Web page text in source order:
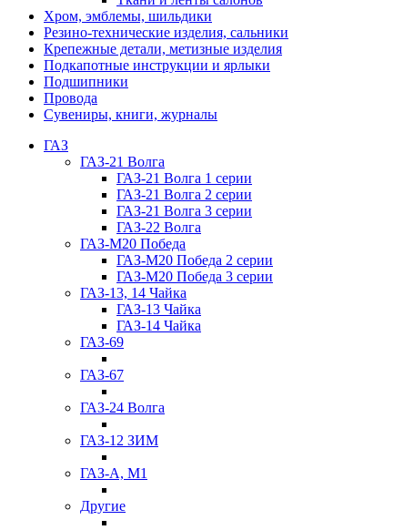
Хром, эмблемы, шильдики
Резино-технические изделия, сальники
Крепежные детали, метизные изделия
Подкапотные инструкции и ярлыки
Подшипники
Провода
Сувениры, книги, журналы
ГАЗ
ГАЗ-21 Волга
ГАЗ-21 Волга 1 серии
ГАЗ-21 Волга 2 серии
ГАЗ-21 Волга 3 серии
ГАЗ-22 Волга
ГАЗ-М20 Победа
ГАЗ-М20 Победа 2 серии
ГАЗ-М20 Победа 3 серии
ГАЗ-13, 14 Чайка
ГАЗ-13 Чайка
ГАЗ-14 Чайка
ГАЗ-69
ГАЗ-67
ГАЗ-24 Волга
ГАЗ-12 ЗИМ
ГАЗ-А, М1
Другие